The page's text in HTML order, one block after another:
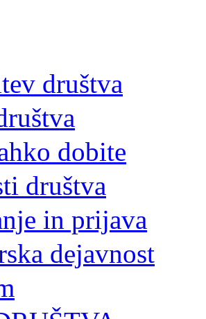
društva
dobite
društva
in prijava
dejavnost